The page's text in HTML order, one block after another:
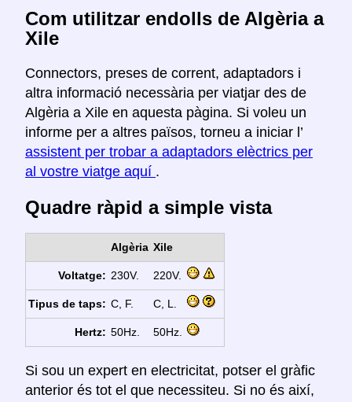
Com utilitzar endolls de Algèria a
Xile
Connectors, preses de corrent, adaptadors i
altra informació necessària per viatjar des de
Algèria a Xile en aquesta pàgina. Si voleu un
informe per a altres països, torneu a iniciar l’
assistent per trobar a adaptadors elèctrics per
al vostre viatge aquí .
Quadre ràpid a simple vista
Algèria Xile
Voltatge: 230V. 220V.
Tipus de taps: C, F. C, L.
Hertz: 50Hz. 50Hz.
Si sou un expert en electricitat, potser el gràfic
anterior és tot el que necessiteu. Si no és així,